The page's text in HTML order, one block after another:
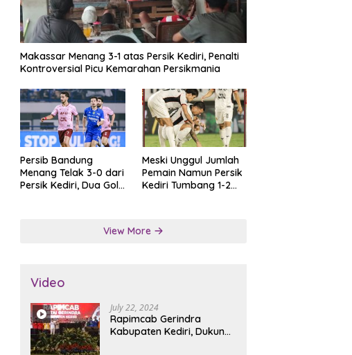
Makassar Menang 3-1 atas Persik Kediri, Penalti
Kontroversial Picu Kemarahan Persikmania
Persib Bandung
Menang Telak 3-0 dari
Persik Kediri, Dua Gol
Meski Unggul Jumlah
Pemain Namun Persik
Kediri Tumbang 1-2
View More
Video
July 22, 2024
Rapimcab Gerindra
Kabupaten Kediri, Dukung